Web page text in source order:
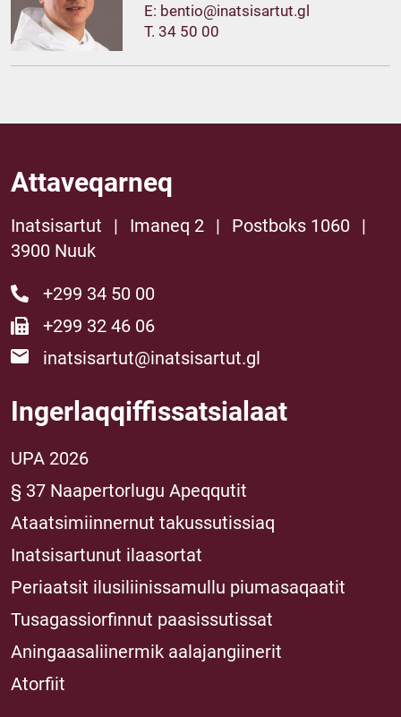
E:
T. 34 50 00
Attaveqarneq
Inatsisartut | Imaneq 2 | Postboks 1060
|
3900 Nuuk
+299 34 50 00
+299 32 46 06
inatsisartut@inatsisartut.gl
Ingerlaqqiffissatsialaat
UPA 2026
§ 37 Naapertorlugu Apeqqutit
Ataatsimiinnernut takussutissiaq
Inatsisartunut ilaasortat
Periaatsit ilusiliinissamullu piumasaqaatit
Tusagassiorfinnut paasissutissat
Aningaasaliinermik aalajangiinerit
Atorfiit